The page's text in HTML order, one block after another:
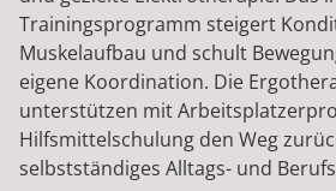
Trainingsprogramm steigert
Muskelaufbau und schult
eigene Koordination. Die
unterstützen mit
Hilfsmittelschulung den Weg
selbstständiges Alltags- und